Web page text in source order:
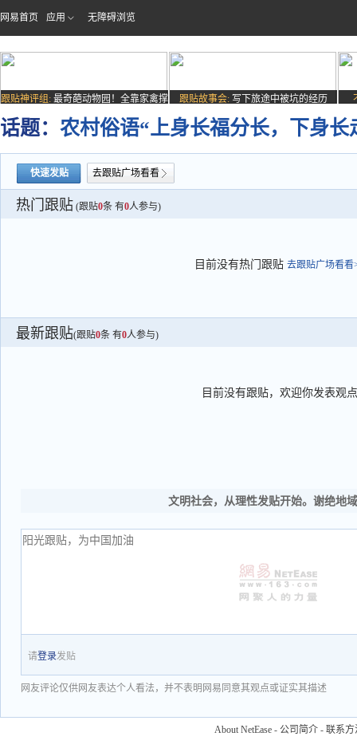
网易首页 应用 无障碍浏览
跟贴神评组: 最奇葩动物园！全靠家禽撑
场子
跟贴故事会: 写下旅途中被坑的经历
话题： 农村俗语“上身长福分长，下身
快速发贴 去跟贴广场看看
热门跟贴 (跟贴0条 有0人参与)
目前没有热门跟贴 去跟贴广场看看
最新跟贴(跟贴0条 有0人参与)
目前没有跟贴，欢迎你发表观点
文明社会，从理性发贴开始。谢绝地
请登录发贴
网友评论仅供网友表达个人看法，并不表明网易同意其观点或证实其描述
About NetEase - 公司简介 - 联系方